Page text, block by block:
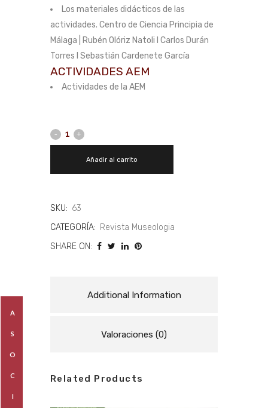
Los materiales didácticos de las
actividades. Centro de Ciencia Principia de
Málaga | Rubén Olóriz Natoli I Carlos Durán
Torres I Sebastián Cardenete García
ACTIVIDADES AEM
Actividades de la AEM
Añadir al carrito
SKU: 63
CATEGORÍA: Revista Museologia
SHARE ON:
Additional Information
Valoraciones (0)
Related Products
A
S
O
C
I